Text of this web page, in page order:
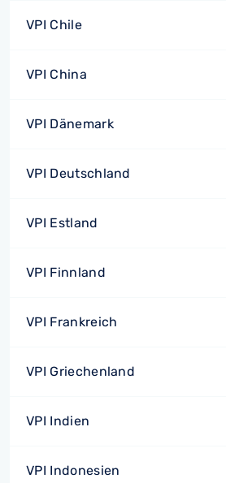
VPI Chile
VPI China
VPI Dänemark
VPI Deutschland
VPI Estland
VPI Finnland
VPI Frankreich
VPI Griechenland
VPI Indien
VPI Indonesien